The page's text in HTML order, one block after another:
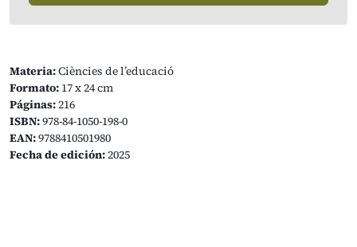
Materia:Ciències de l’educació
Formato: 17 x 24 cm
Páginas:216
ISBN:978-84-1050-198-0
EAN:9788410501980
Fecha de edición:2025